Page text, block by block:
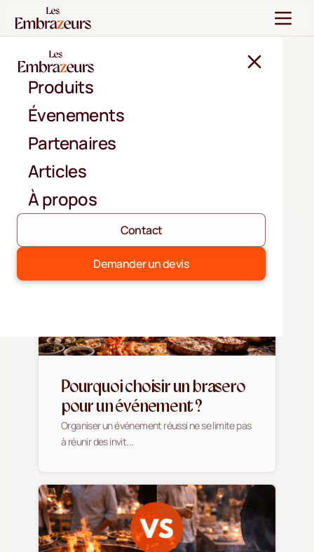
Produits
Évenements
Partenaires
Articles
À propos
Contact
Demander un devis
Nos articles
Créez votre événement sur mesure en toute
simplicité, immergé dans la magie du brasero.
Pourquoi choisir un brasero
pour un événement ?
Organiser un événement réussi ne se limite pas
à réunir des invit...